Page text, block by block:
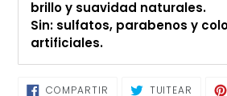
brillo y suavidad naturales.
Sin: sulfatos, parabenos y
artificiales.
COMPARTIR COMPARTIRTUITEAR